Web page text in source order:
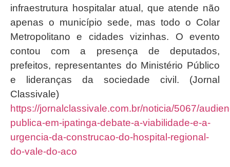
infraestrutura hospitalar atual, que atende não
apenas o município sede, mas todo o Colar
Metropolitano e cidades vizinhas. O evento
contou com a presença de deputados,
prefeitos, representantes do Ministério Público
e lideranças da sociedade civil. (Jornal
Classivale)
https://jornalclassivale.com.br/noticia/5067/
publica-em-ipatinga-debate-a-viabilidade-e-a-
urgencia-da-construcao-do-hospital-regional-
do-vale-do-aco